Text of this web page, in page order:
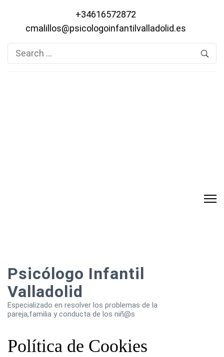
+34616572872
cmalillos@psicologoinfantilvalladolid.es
Search
for:
Psicólogo Infantil
Valladolid
Especializado en resolver los problemas de la
pareja,familia y conducta de los niñ@s
Política de Cookies